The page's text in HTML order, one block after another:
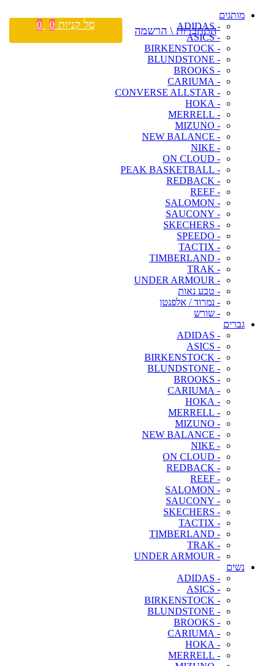
מותגים
- ADIDAS
- ASICS
- BIRKENSTOCK
- BLUNDSTONE
- BROOKS
- CARIUMA
- CONVERSE ALLSTAR
- HOKA
- MERRELL
- MIZUNO
- NEW BALANCE
- NIKE
- ON CLOUD
- PEAK BASKETBALL
- REDBACK
- REEF
- SALOMON
- SAUCONY
- SKECHERS
- SPEEDO
- TACTIX
- TIMBERLAND
- TRAK
- UNDER ARMOUR
- טבע נאות
- נמרוד / אלפנטן
- שורש
גברים
- ADIDAS
- ASICS
- BIRKENSTOCK
- BLUNDSTONE
- BROOKS
- CARIUMA
- HOKA
- MERRELL
- MIZUNO
- NEW BALANCE
- NIKE
- ON CLOUD
- REDBACK
- REEF
- SALOMON
- SAUCONY
- SKECHERS
- TACTIX
- TIMBERLAND
- TRAK
- UNDER ARMOUR
נשים
- ADIDAS
- ASICS
- BIRKENSTOCK
- BLUNDSTONE
- BROOKS
- CARIUMA
- HOKA
- MERRELL
התחברות \ הרשמה סל קניות 0
0